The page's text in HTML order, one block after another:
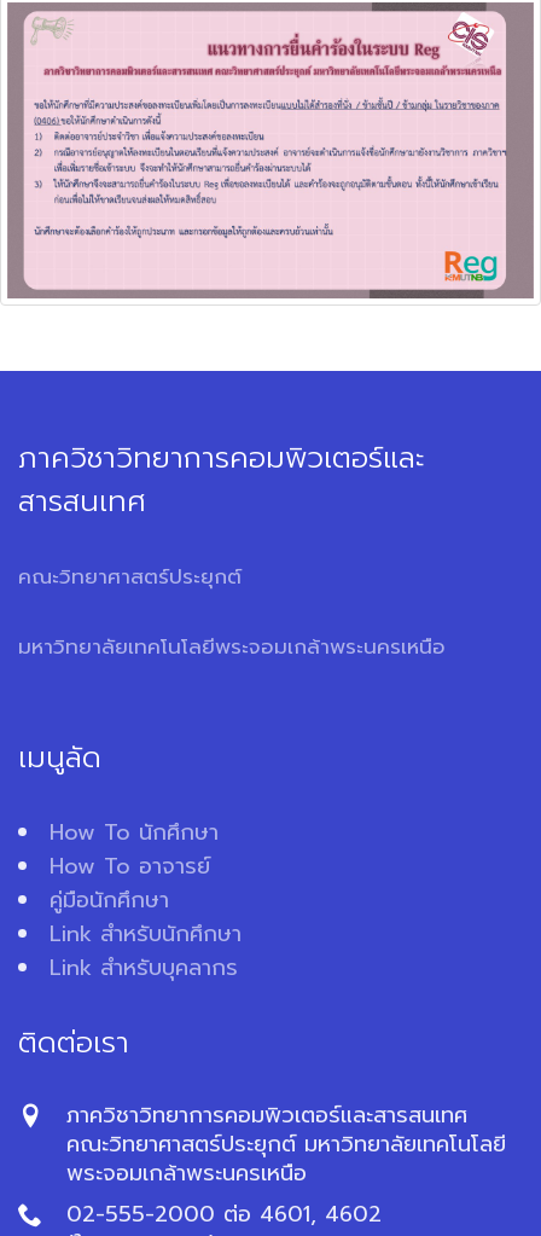
ภาควิชาวิทยาการคอมพิวเตอร์และ
สารสนเทศ
คณะวิทยาศาสตร์ประยุกต์
มหาวิทยาลัยเทคโนโลยีพระจอมเกล้าพระนครเหนือ
เมนูลัด
How To นักศึกษา
How To อาจารย์
คู่มือนักศึกษา
Link สำหรับนักศึกษา
Link สำหรับบุคลากร
ติดต่อเรา
ภาควิชาวิทยาการคอมพิวเตอร์และสารสนเทศ
คณะวิทยาศาสตร์ประยุกต์ มหาวิทยาลัยเทคโนโลยี
พระจอมเกล้าพระนครเหนือ
02-555-2000 ต่อ 4601, 4602